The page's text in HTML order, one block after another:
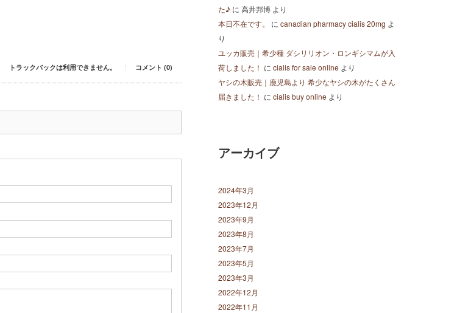
トラックバックは利用できません。 コメント (0)
た♪ に 高井邦博 より
本日不在です。
に canadian pharmacy cialis 20mg よ
り
ユッカ販売｜希少種 ダシリリオン・ロンギシマムが入
荷しました！ に cialis for sale online より
ヤシの木販売｜鹿児島より 希少なヤシの木がたくさん
届きました！ に cialis buy online より
アーカイブ
2024年3月
2023年12月
2023年9月
2023年8月
2023年7月
2023年5月
2023年3月
2022年12月
2022年11月